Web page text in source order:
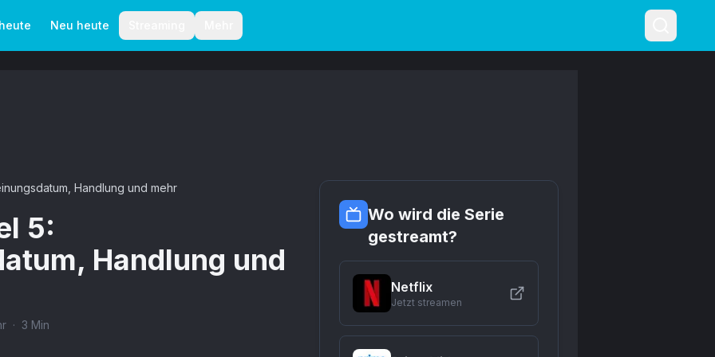
Neu heute
Handlung und mehr
5:
Handlung und
· 3 Min
Wo wird die Serie
gestreamt?
Netflix
Jetzt streamen
RichtlinienAutoren